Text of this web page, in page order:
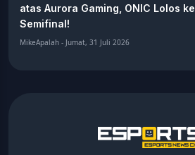
atas Aurora Gaming, ONIC Lolos ke
Semifinal!
MikeApalah - Jumat, 31 Juli 2026